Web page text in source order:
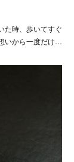
た時、歩いてすぐ
いから一度だけ…